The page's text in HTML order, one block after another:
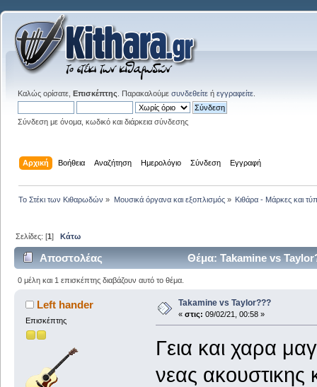
Καλώς ορίσατε, Επισκέπτης . Παρακαλούμε συνδεθείτε ή εγγραφείτε
Σύνδεση με όνομα, κωδικό και διάρκεια σύνδεσης
Αρχική Βοήθεια Αναζήτηση Ημερολόγιο Σύνδεση Εγγραφή
Το Στέκι των Κιθαρωδών » Μουσικά όργανα και εξοπλισμός» Κιθάρα - Μάρκες και
Σελίδες: [1]Κάτω
Αποστολέας Θέμα: Takamine vs
0 μέλη και 1 επισκέπτης διαβάζουν αυτό το θέμα.
Left hander
Επισκέπτης
Takamine vs Taylor???
« στις: 09/02/21, 00:58 »
Γεια και χαρα
νεας ακουστικης